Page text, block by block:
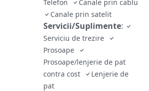
Telefon
Canale prin cablu
Canale prin satelit
Servicii/Suplimente:
Serviciu de trezire
Prosoape
Prosoape/lenjerie de pat
contra cost
Lenjerie de
pat